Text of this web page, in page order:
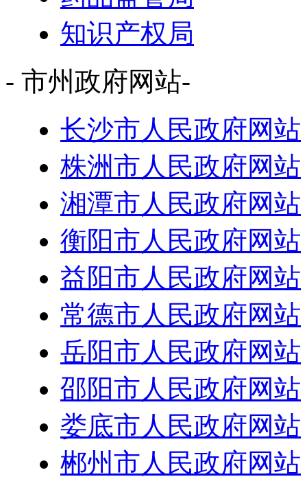
知识产权局
- 市州政府网站-
长沙市人民政府网站
株洲市人民政府网站
湘潭市人民政府网站
衡阳市人民政府网站
益阳市人民政府网站
常德市人民政府网站
岳阳市人民政府网站
邵阳市人民政府网站
娄底市人民政府网站
郴州市人民政府网站